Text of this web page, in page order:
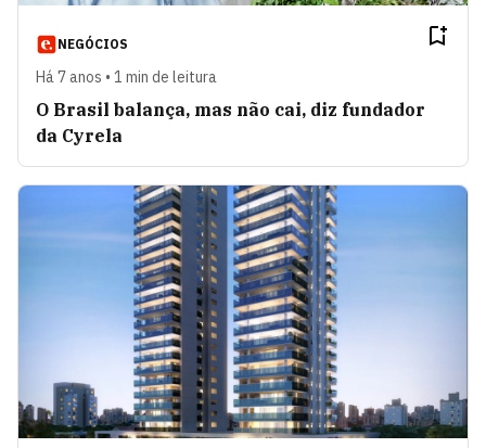
NEGÓCIOS
Há 7 anos • 1 min de leitura
O Brasil balança, mas não cai, diz fundador
da Cyrela